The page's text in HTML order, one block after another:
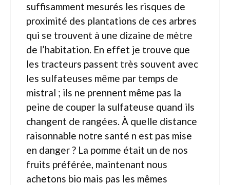
suffisamment mesurés les risques de
proximité des plantations de ces arbres
qui se trouvent à une dizaine de mètre
de l’habitation. En effet je trouve que
les tracteurs passent très souvent avec
les sulfateuses même par temps de
mistral ; ils ne prennent même pas la
peine de couper la sulfateuse quand ils
changent de rangées. À quelle distance
raisonnable notre santé n est pas mise
en danger ? La pomme était un de nos
fruits préférée, maintenant nous
achetons bio mais pas les mêmes